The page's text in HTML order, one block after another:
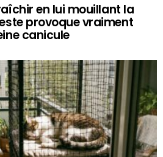
en lui mouillant la
provoque vraiment
canicule